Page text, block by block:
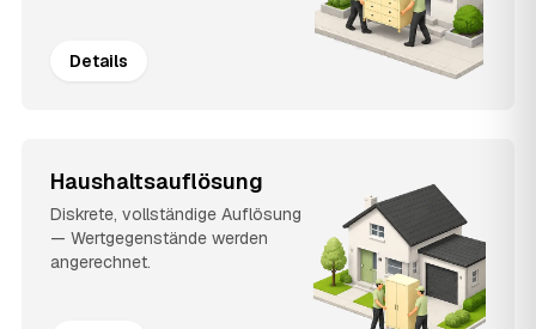
Details
Haushaltsauflösung
Diskrete, vollständige Auflösung
— Wertgegenstände werden
angerechnet.